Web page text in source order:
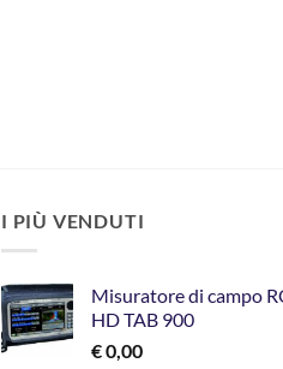
I PIÙ VENDUTI
Misuratore di campo
HD TAB 900
€0,00